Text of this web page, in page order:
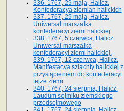
336. 1767, 29 maja, Halicz.
Konfederacya ziemian halickich
337. 1767, 29 maja, Halicz.
Uniwersał marszałka
konfederacyi ziemi halickiej
338. 1767, 5 czerwca, Halicz.
Uniwersał marszałka
konfederacyi ziemi halickiej.
339. 1767, 12 czerwca, Halicz.
Manifestacya szlachty halickiej z
przystąpieniem do konfederacyi
tejże ziemi
340. 1767, 24 sierpnia, Halicz.
Laudum sejmiku ziemskiego
przedsejmowego